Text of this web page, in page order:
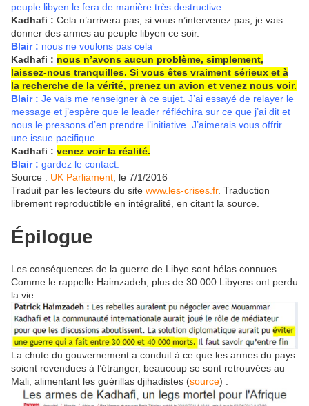
peuple libyen le fera de manière très destructive.
Kadhafi : Cela n’arrivera pas, si vous n’intervenez pas, je vais
donner des armes au peuple libyen ce soir.
Blair : nous ne voulons pas cela
Kadhafi : nous n’avons aucun problème, simplement,
laissez-nous tranquilles. Si vous êtes vraiment sérieux et à
la recherche de la vérité, prenez un avion et venez nous voir.
Blair : Je vais me renseigner à ce sujet. J’ai essayé de relayer le
message et j’espère que le leader réfléchira sur ce que j’ai dit et
nous le pressons d’en prendre l’initiative. J’aimerais vous offrir
une issue pacifique.
Kadhafi : venez voir la réalité.
Blair : gardez le contact.
Source : UK Parliament , le 7/1/2016
Traduit par les lecteurs du site www.les-crises.fr. Traduction
librement reproductible en intégralité, en citant la source.
Épilogue
Les conséquences de la guerre de Libye sont hélas connues.
Comme le rappelle Haimzadeh, plus de 30 000 Libyens ont perdu
la vie :
La chute du gouvernement a conduit à ce que les armes du pays
soient revendues à l’étranger, beaucoup se sont retrouvées au
Mali, alimentant les guérillas djihadistes (source) :